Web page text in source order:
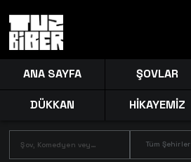
ANA SAYFA ŞOVLAR
DÜKKAN HİKAYEMİZ
Tüm Şehirler